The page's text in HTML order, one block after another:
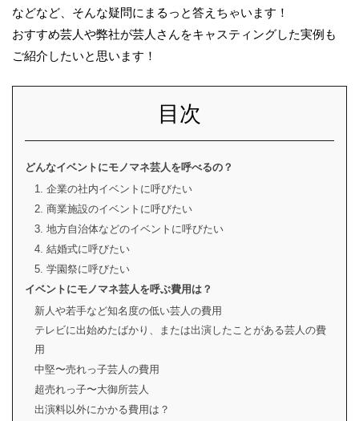
などなど、そんな疑問にまるっと答えちゃいます！
おすすめ芸人や弊社が芸人さんをキャスティングした実例も
ご紹介したいと思います！
目次
どんなイベントにモノマネ芸人を呼べるの？
1. 企業の社内イベントに呼びたい
2. 商業施設のイベントに呼びたい
3. 地方自治体などのイベントに呼びたい
4. 結婚式に呼びたい
5. 学園祭に呼びたい
イベントにモノマネ芸人を呼ぶ費用は？
新人や若手など知名度の低い芸人の費用
テレビに出始めたばかり、または出演したことがある芸人の費
用
中堅〜売れっ子芸人の費用
超売れっ子〜大御所芸人
出演料以外にかかる費用は？